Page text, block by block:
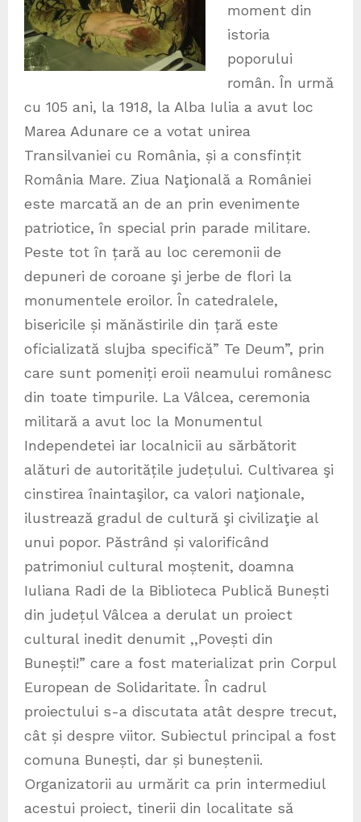
moment din
istoria
poporului
român. În urmă
cu 105 ani, la 1918, la Alba Iulia a avut loc
Marea Adunare ce a votat unirea
Transilvaniei cu România, și a consfințit
România Mare. Ziua Naţională a României
este marcată an de an prin evenimente
patriotice, în special prin parade militare.
Peste tot în țară au loc ceremonii de
depuneri de coroane şi jerbe de flori la
monumentele eroilor. În catedralele,
bisericile și mănăstirile din țară este
oficializată slujba specifică” Te Deum”, prin
care sunt pomeniți eroii neamului românesc
din toate timpurile. La Vâlcea, ceremonia
militară a avut loc la Monumentul
Independetei iar localnicii au sărbătorit
alături de autoritățile județului. Cultivarea şi
cinstirea înaintaşilor, ca valori naţionale,
ilustrează gradul de cultură şi civilizaţie al
unui popor. Păstrând și valorificând
patrimoniul cultural moștenit, doamna
Iuliana Radi de la Biblioteca Publică Bunești
din județul Vâlcea a derulat un proiect
cultural inedit denumit ,,Povești din
Bunești!” care a fost materializat prin Corpul
European de Solidaritate. În cadrul
proiectului s-a discutata atât despre trecut,
cât și despre viitor. Subiectul principal a fost
comuna Bunești, dar și buneștenii.
Organizatorii au urmărit ca prin intermediul
acestui proiect, tinerii din localitate să